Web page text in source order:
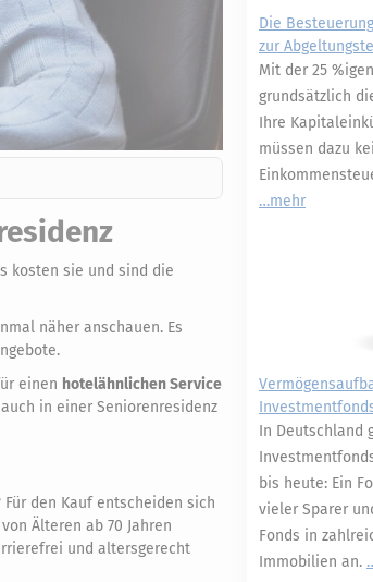
kosten sie und sind die
näher anschauen. Es
einen hotelähnlichen Service
in einer Seniorenresidenz
Für den Kauf entscheiden sich
Älteren ab 70 Jahren
und altersgerecht
Die
zur
Mit der 25
grundsätzlich
Ihre
müssen dazu
mehr
In Deutschland
bis heute: Ein
vieler Sparer
Fonds in
Immobilien an.